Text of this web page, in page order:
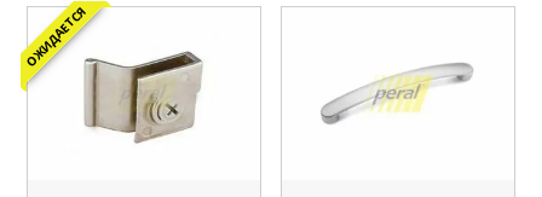
ОЖИДАЕТСЯ